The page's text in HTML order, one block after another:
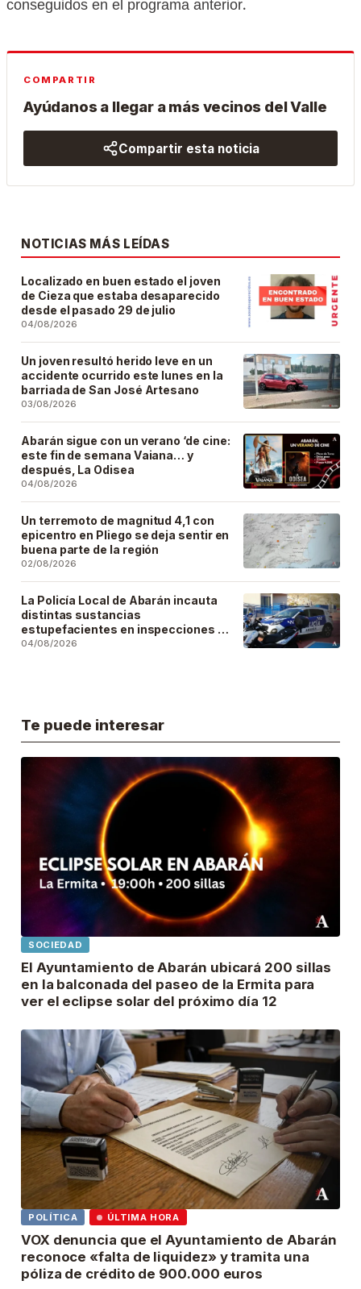
conseguidos en el programa anterior.
COMPARTIR
Ayúdanos a llegar a más vecinos del Valle
Compartir esta noticia
NOTICIAS MÁS LEÍDAS
Localizado en buen estado el joven
de Cieza que estaba desaparecido
desde el pasado 29 de julio
04/08/2026
Un joven resultó herido leve en un
accidente ocurrido este lunes en la
barriada de San José Artesano
03/08/2026
Abarán sigue con un verano ‘de cine:
este fin de semana Vaiana… y
después, La Odisea
04/08/2026
Un terremoto de magnitud 4,1 con
epicentro en Pliego se deja sentir en
buena parte de la región
02/08/2026
La Policía Local de Abarán incauta
distintas sustancias
estupefacientes en inspecciones a
locales públicos del municipio
04/08/2026
Te puede interesar
SOCIEDAD
El Ayuntamiento de Abarán ubicará 200 sillas
en la balconada del paseo de la Ermita para
ver el eclipse solar del próximo día 12
POLÍTICA ÚLTIMA HORA
VOX denuncia que el Ayuntamiento de Abarán
reconoce «falta de liquidez» y tramita una
póliza de crédito de 900.000 euros